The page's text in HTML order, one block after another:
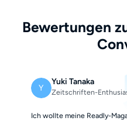
Bewertungen
Y
Yuki Tanaka
Zeitschriften-
Ich wollte meine Readly-